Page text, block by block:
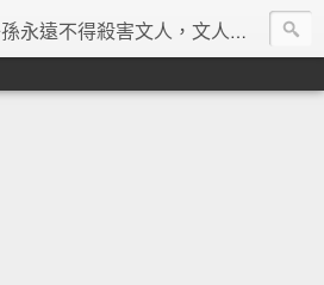
、市民文化興起、商品經濟繁榮與印刷術的發明等一系列背景下，宋朝優秀文人輩出，知識份子自覺意識空前覺醒。其後中國由於蒙古的入侵並對文人採取敵視政策，加上明清的八股文與文字獄嚴重壓制學人思想自由發揮，中國再也沒有出現過象宋朝一樣興盛的文化景象。 ─維基百科宋朝條下